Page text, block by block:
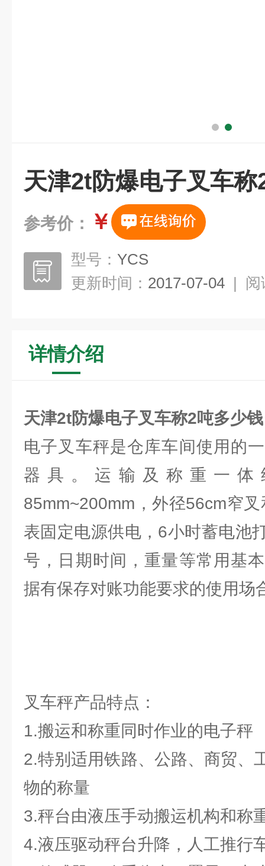
天津2t防爆电子叉车称
参考价： ￥
型号： YCS
更新时间： 2017-07-04 | 阅
详情介绍
天津2t防爆电子叉车称2吨多少钱
电子叉车秤是仓库车间使用的
器具。运输及称重一体
85mm~200mm，外径56cm窄
表固定电源供电，6小时蓄电池
号，日期时间，重量等常用基
据有保存对账功能要求的使用场
叉车秤产品特点：
1.搬运和称重同时作业的电子秤
2.特别适用铁路、公路、商贸、
物的称量
3.秤台由液压手动搬运机构和称
4.液压驱动秤台升降，人工推行